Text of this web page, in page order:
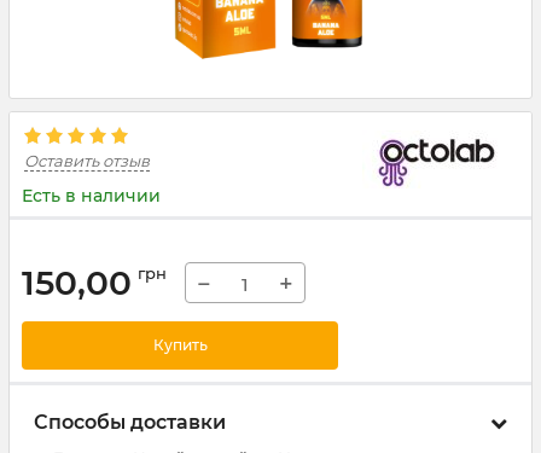
Оставить отзыв
Есть в наличии
150,00 грн − +
Купить
Способы доставки